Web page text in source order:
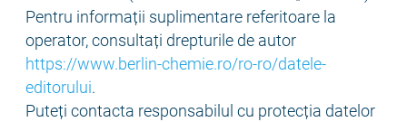
Pentru informații suplimentare referitoare la
operator, consultați drepturile de autor
https://www.berlin-chemie.ro/ro-ro/datele-
editorului.
Puteți contacta responsabilul cu protecția datelor